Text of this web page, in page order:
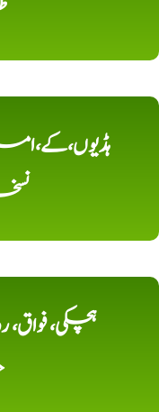
ہچکی، فواق،